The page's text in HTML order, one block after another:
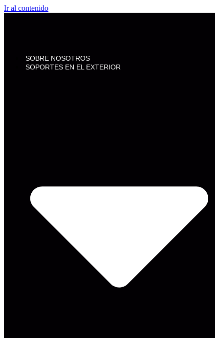
Ir al contenido
SOBRE NOSOTROS
SOPORTES EN EL EXTERIOR